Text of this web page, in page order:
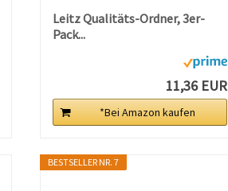
Leitz Qualitäts-Ordner, 3er-
Pack...
11,36 EUR
*Bei Amazon kaufen
BESTSELLER NR. 7